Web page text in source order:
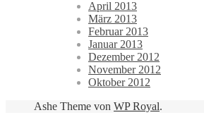
April 2013
März 2013
Februar 2013
Januar 2013
Dezember 2012
November 2012
Oktober 2012
Ashe Theme von WP Royal.